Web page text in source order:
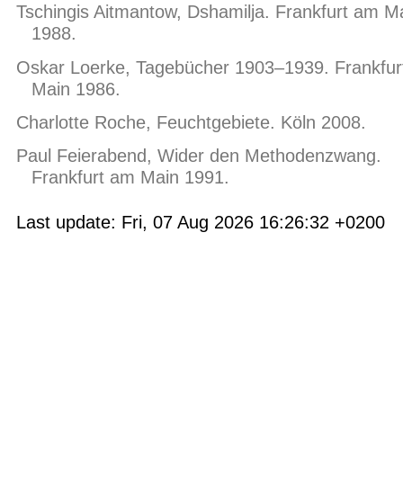
Tschingis Aitmantow, Dshamilja. Frankfurt am
1988.
Oskar Loerke, Tagebücher 1903–1939.
Main 1986.
Charlotte Roche, Feuchtgebiete. Köln 2008.
Paul Feierabend, Wider den Methodenzwang.
Frankfurt am Main 1991.
Last update: Fri, 07 Aug 2026 16:26:32 +0200